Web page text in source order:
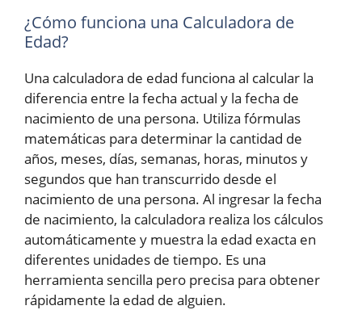
¿Cómo funciona una Calculadora de
Edad?
Una calculadora de edad funciona al calcular la
diferencia entre la fecha actual y la fecha de
nacimiento de una persona. Utiliza fórmulas
matemáticas para determinar la cantidad de
años, meses, días, semanas, horas, minutos y
segundos que han transcurrido desde el
nacimiento de una persona. Al ingresar la fecha
de nacimiento, la calculadora realiza los cálculos
automáticamente y muestra la edad exacta en
diferentes unidades de tiempo. Es una
herramienta sencilla pero precisa para obtener
rápidamente la edad de alguien.